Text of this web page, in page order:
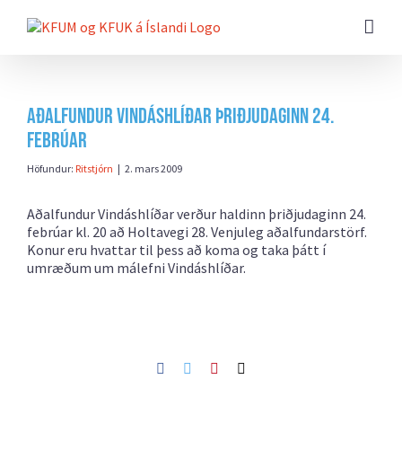
beint
Aðalfundur Vindáshlíðar þriðjudaginn 24.
febrúar
Höfundur: Ritstjórn | 2. mars 2009
Aðalfundur Vindáshlíðar verður haldinn þriðjudaginn 24.
febrúar kl. 20 að Holtavegi 28. Venjuleg aðalfundarstörf.
Konur eru hvattar til þess að koma og taka þátt í
umræðum um málefni Vindáshlíðar.
Facebook
TwitterPinterest